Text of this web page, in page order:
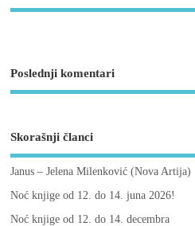
Poslednji komentari
Skorašnji članci
Janus – Jelena Milenković (Nova Artija)
Noć knjige od 12. do 14. juna 2026!
Noć knjige od 12. do 14. decembra